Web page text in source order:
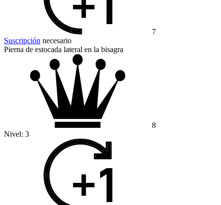
7
Suscripción necesario
Pierna de estocada lateral en la bisagra
8
Nivel: 3